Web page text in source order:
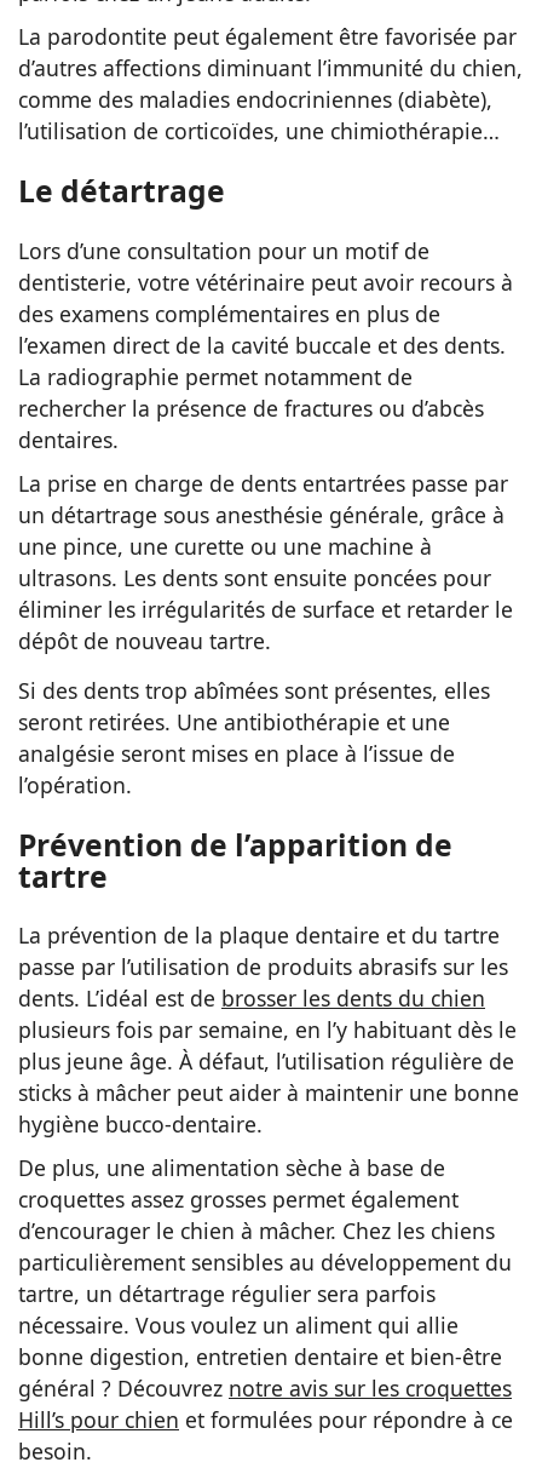
La parodontite peut également être favorisée par
d’autres affections diminuant l’immunité du chien,
comme des maladies endocriniennes (diabète),
l’utilisation de corticoïdes, une chimiothérapie…
Le détartrage
Lors d’une consultation pour un motif de
dentisterie, votre vétérinaire peut avoir recours à
des examens complémentaires en plus de
l’examen direct de la cavité buccale et des dents.
La radiographie permet notamment de
rechercher la présence de fractures ou d’abcès
dentaires.
La prise en charge de dents entartrées passe par
un détartrage sous anesthésie générale, grâce à
une pince, une curette ou une machine à
ultrasons. Les dents sont ensuite poncées pour
éliminer les irrégularités de surface et retarder le
dépôt de nouveau tartre.
Si des dents trop abîmées sont présentes, elles
seront retirées. Une antibiothérapie et une
analgésie seront mises en place à l’issue de
l’opération.
Prévention de l’apparition de
tartre
La prévention de la plaque dentaire et du tartre
passe par l’utilisation de produits abrasifs sur les
dents. L’idéal est de brosser les dents du chien
plusieurs fois par semaine, en l’y habituant dès le
plus jeune âge. À défaut, l’utilisation régulière de
sticks à mâcher peut aider à maintenir une bonne
hygiène bucco-dentaire.
De plus, une alimentation sèche à base de
croquettes assez grosses permet également
d’encourager le chien à mâcher. Chez les chiens
particulièrement sensibles au développement du
tartre, un détartrage régulier sera parfois
nécessaire. Vous voulez un aliment qui allie
bonne digestion, entretien dentaire et bien‑être
général ? Découvrez notre avis sur les croquettes
Hill’s pour chien et formulées pour répondre à ce
besoin.